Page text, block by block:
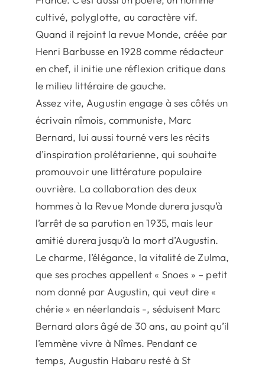
cultivé, polyglotte, au caractère vif.
Quand il rejoint la revue Monde, créée par
Henri Barbusse en 1928 comme rédacteur
en chef, il initie une réflexion critique dans
le milieu littéraire de gauche.
Assez vite, Augustin engage à ses côtés un
écrivain nîmois, communiste, Marc
Bernard, lui aussi tourné vers les récits
d’inspiration prolétarienne, qui souhaite
promouvoir une littérature populaire
ouvrière. La collaboration des deux
hommes à la Revue Monde durera jusqu’à
l’arrêt de sa parution en 1935, mais leur
amitié durera jusqu’à la mort d’Augustin.
Le charme, l’élégance, la vitalité de Zulma,
que ses proches appellent « Snoes » – petit
nom donné par Augustin, qui veut dire «
chérie » en néerlandais -, séduisent Marc
Bernard alors âgé de 30 ans, au point qu’il
l’emmène vivre à Nîmes. Pendant ce
temps, Augustin Habaru resté à St